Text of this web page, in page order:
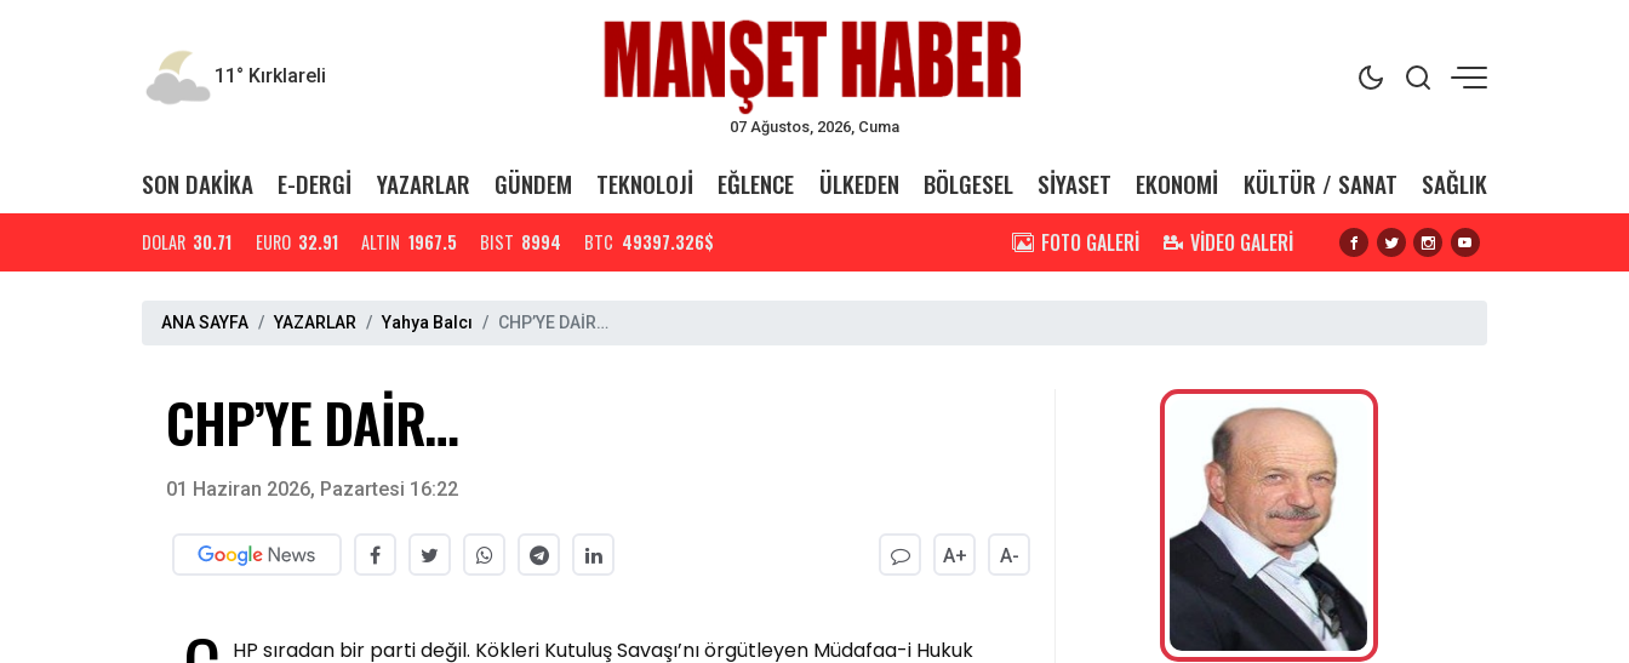
11° Kırklareli
07 Ağustos, 2026, Cuma
SON DAKİKA E-DERGİ YAZARLAR GÜNDEM TEKNOLOJİ EĞLENCE ÜLKEDEN BÖLGESEL SİYASET EKONOMİ KÜLTÜR / SANAT SAĞLIK
DOLAR 30.71 EURO 32.91 ALTIN 1967.5 BIST 8994 BTC 49397.326$ FOTO GALERİ VİDEO GALERİ
ANA SAYFA YAZARLAR Yahya Balcı CHP’YE DAİR…
CHP’YE DAİR…
01 Haziran 2026, Pazartesi 16:22
A+ A-
HP sıradan bir parti değil. Kökleri Kutuluş Savaşı’nı örgütleyen Müdafaa-i Hukuk